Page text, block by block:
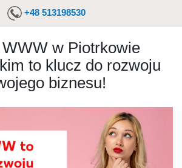
+48 513198530
w Piotrkowie
to klucz do rozwoju
biznesu!